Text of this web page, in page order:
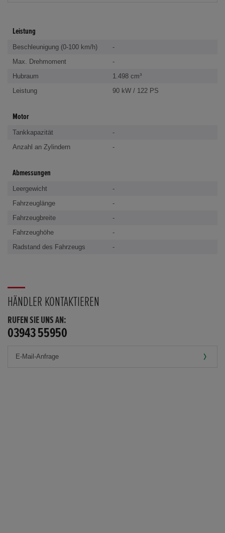
Leistung
Beschleunigung (0-100 km/h)
-
Max. Drehmoment
-
Hubraum
1.498 cm³
Leistung
90 kW / 122 PS
Motor
Tankkapazität
-
Anzahl an Zylindern
-
Abmessungen
Leergewicht
-
Fahrzeuglänge
-
Fahrzeugbreite
-
Fahrzeughöhe
-
Radstand des Fahrzeugs
-
HÄNDLER KONTAKTIEREN
RUFEN SIE UNS AN:
03943 55950